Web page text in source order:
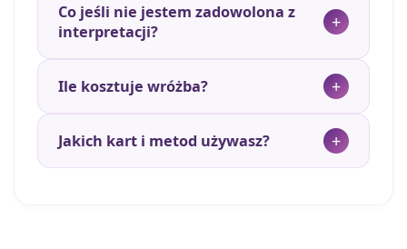
Co jeśli nie jestem zadowolona z
interpretacji?
Ile kosztuje wróżba?
Jakich kart i metod używasz?